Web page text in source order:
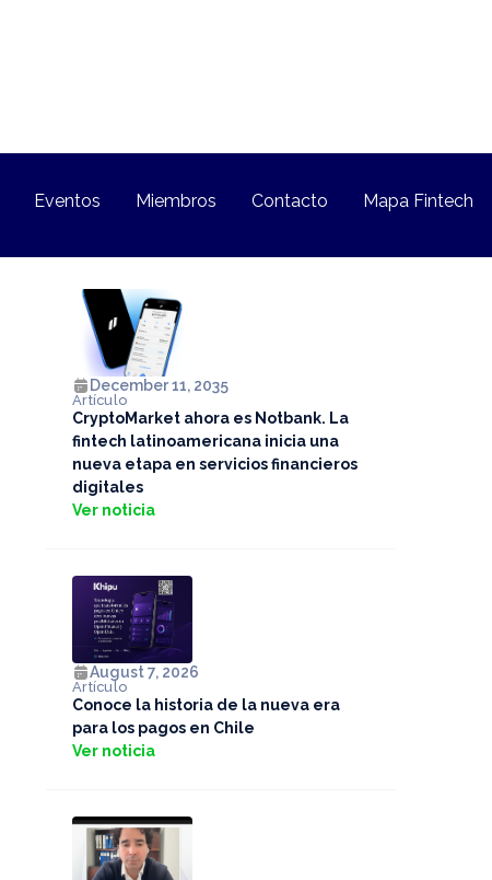
Eventos Miembros Contacto Mapa Fintech
December 11, 2035
Artículo
CryptoMarket ahora es Notbank. La
fintech latinoamericana inicia una
nueva etapa en servicios financieros
digitales
Ver noticia
August 7, 2026
Artículo
Conoce la historia de la nueva era
para los pagos en Chile
Ver noticia